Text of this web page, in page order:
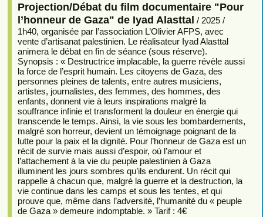
Projection/Débat du film documentaire "Pour
l’honneur de Gaza" de Iyad Alasttal / 2025 /
1h40, organisée par l’association L’Olivier AFPS, avec
vente d’artisanat palestinien. Le réalisateur Iyad Alasttal
animera le débat en fin de séance (sous réserve).
Synopsis : « Destructrice implacable, la guerre révèle aussi
la force de l’esprit humain. Les citoyens de Gaza, des
personnes pleines de talents, entre autres musiciens,
artistes, journalistes, des femmes, des hommes, des
enfants, donnent vie à leurs inspirations malgré la
souffrance infinie et transforment la douleur en énergie qui
transcende le temps. Ainsi, la vie sous les bombardements,
malgré son horreur, devient un témoignage poignant de la
lutte pour la paix et la dignité. Pour l’honneur de Gaza est un
récit de survie mais aussi d’espoir, où l’amour et
l’attachement à la vie du peuple palestinien à Gaza
illuminent les jours sombres qu’ils endurent. Un récit qui
rappelle à chacun que, malgré la guerre et la destruction, la
vie continue dans les camps et sous les tentes, et qui
prouve que, même dans l’adversité, l’humanité du « peuple
de Gaza » demeure indomptable. » Tarif : 4€